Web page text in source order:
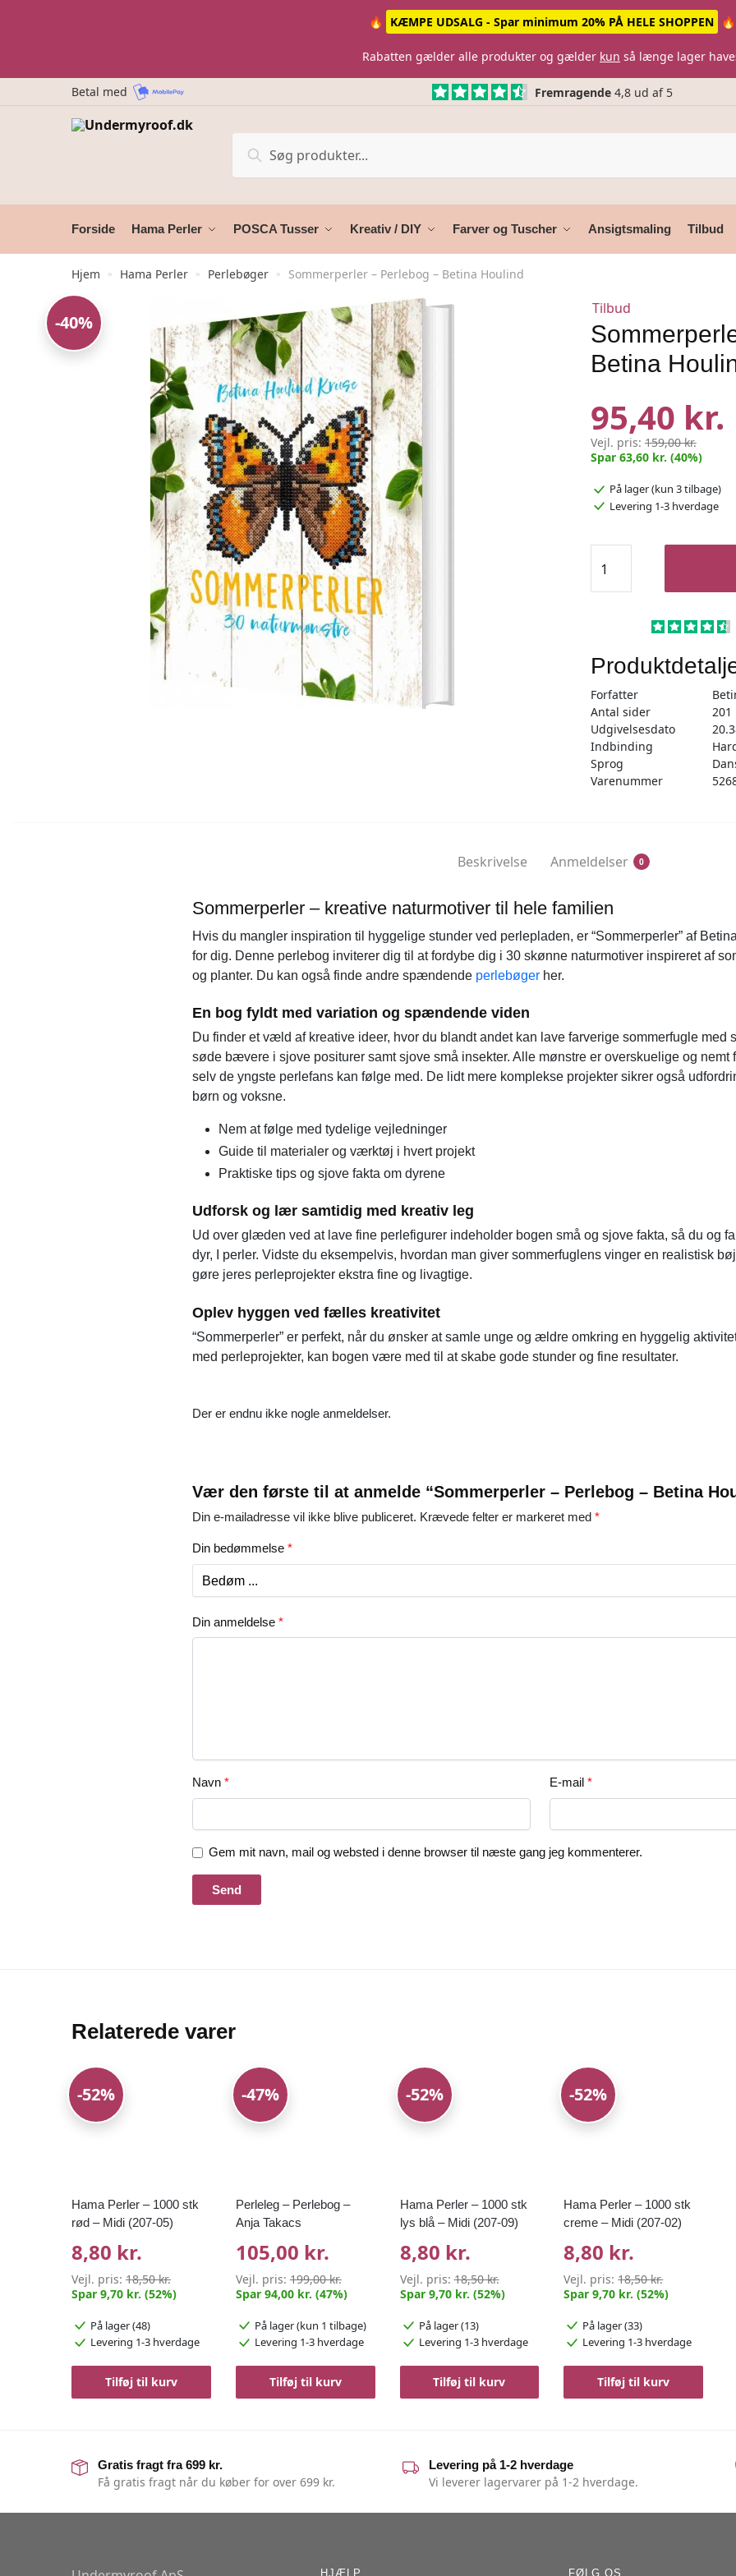
🔥 KÆMPE UDSALG - Spar minimum 20% PÅ HELE SHOPPEN 🔥
Rabatten gælder alle produkter og gælder kun så længe lager
Betal med Fremragende4,8 ud af 5
efter:
Søg
Forside Hama Perler POSCA Tusser Kreativ / DIY Farver og Tuscher Ansigtsmaling Tilbud
Hjem » Hama Perler » Perlebøger » Sommerperler – Perlebog – Betina Houlind
-40%
Tilbud
Betina
95,40 kr.
Vejl. pris:159,00 kr.
Spar 63,60 kr. (40%)
På lager(kun 3 tilbage)
Levering 1-3 hverdage
Perlebog
antal
Forfatter
Antal sider
201
Udgivelsesdato
Indbinding
Sprog
Varenummer
Beskrivelse Anmeldelser 0
Sommerperler – kreative naturmotiver til hele familien
Hvis du mangler inspiration til hyggelige stunder ved perlepladen, er “Sommerperler” af
for dig. Denne perlebog inviterer dig til at fordybe dig i 30 skønne naturmotiver inspireret af
og planter. Du kan også finde andre spændende perlebøgerher.
En bog fyldt med variation og spændende viden
Du finder et væld af kreative ideer, hvor du blandt andet kan lave farverige sommerfugle med
søde bævere i sjove positurer samt sjove små insekter. Alle mønstre er overskuelige og nemt
selv de yngste perlefans kan følge med. De lidt mere komplekse projekter sikrer også
børn og voksne.
Nem at følge med tydelige vejledninger
Guide til materialer og værktøj i hvert projekt
Praktiske tips og sjove fakta om dyrene
Udforsk og lær samtidig med kreativ leg
Ud over glæden ved at lave fine perlefigurer indeholder bogen små og sjove fakta, så du og
dyr, I perler. Vidste du eksempelvis, hvordan man giver sommerfuglens vinger en realistisk
gøre jeres perleprojekter ekstra fine og livagtige.
Oplev hyggen ved fælles kreativitet
“Sommerperler” er perfekt, når du ønsker at samle unge og ældre omkring en hyggelig
med perleprojekter, kan bogen være med til at skabe gode stunder og fine resultater.
Der er endnu ikke nogle anmeldelser.
Vær den første til at anmelde “Sommerperler – Perlebog – Betina
Din e-mailadresse vil ikke blive publiceret. Krævede felter er markeret med *
Din bedømmelse *
Din anmeldelse *
Navn * E-mail*
Gem mit navn, mail og websted i denne browser til næste gang jeg kommenterer.
Relaterede varer
-52%
Hama Perler – 1000 stk
rød – Midi (207-05)
8,80 kr.
Vejl. pris:18,50 kr.
Spar 9,70 kr. (52%)
På lager (48)
Levering 1-3 hverdage
Tilføj til kurv
-47%
Perleleg – Perlebog –
Anja Takacs
105,00 kr.
Vejl. pris:199,00 kr.
Spar 94,00 kr. (47%)
På lager(kun 1 tilbage)
Levering 1-3 hverdage
Tilføj til kurv
-52%
Hama Perler – 1000 stk
lys blå – Midi (207-09)
8,80 kr.
Vejl. pris:18,50 kr.
Spar 9,70 kr. (52%)
På lager (13)
Levering 1-3 hverdage
Tilføj til kurv
-52%
Hama Perler – 1000 stk
creme – Midi (207-02)
8,80 kr.
Vejl. pris:18,50 kr.
Spar 9,70 kr. (52%)
På lager (33)
Levering 1-3 hverdage
Tilføj til kurv
Gratis fragt fra 699 kr.
Få gratis fragt når du køber for over 699 kr.
Levering på 1-2 hverdage
Vi leverer lagervarer på 1-2 hverdage.
HJÆLP FØLG OS